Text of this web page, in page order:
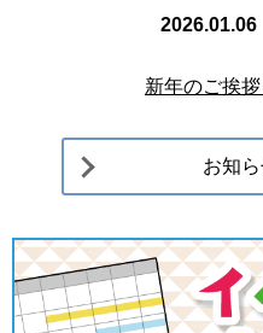
2026.01.06
新年のご挨
お知